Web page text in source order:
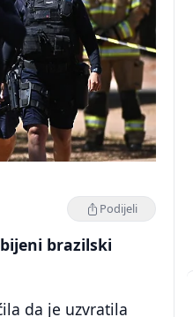
Podijeli
brazilski
da je uzvratila